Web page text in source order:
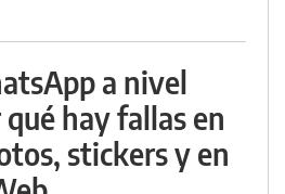
a nivel
hay fallas en
stickers y en